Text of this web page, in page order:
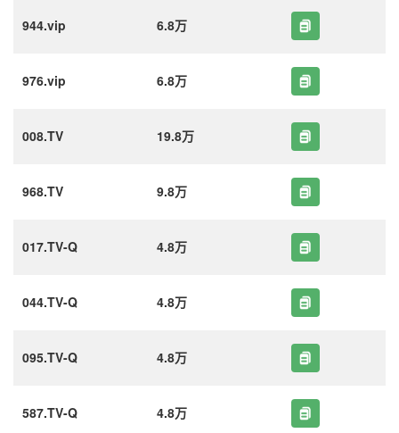
944.vip 6.8万
976.vip 6.8万
008.TV 19.8万
968.TV 9.8万
017.TV-Q 4.8万
044.TV-Q 4.8万
095.TV-Q 4.8万
587.TV-Q 4.8万